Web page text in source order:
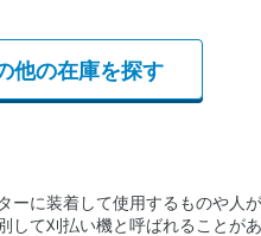
他の在庫を探す
に装着して使用するものや人
て刈払い機と呼ばれることがあ